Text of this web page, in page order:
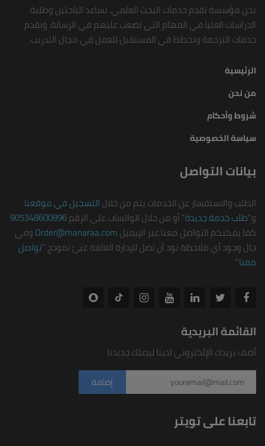
نحن مؤسسة تقدم خدمات البحث العلمي. نساعد الباحثين وطلبة
الدراسات العليا في المهام التي تصعب عليهم في الرسالة. ونقدم
خدمات الترجمة ونخطط في المستقبل للعمل في مجال التدريب.
الرئيسية
من نحن
شروط وأحكام
سياسة الخصوصية
بيانات التواصل
الطلب والاستفسار عن الخدمات يتم من خلالالتسجيل في موقعنا
و"طلب خدمة جديدة" أو من خلال الواتساب على الرقم905348600896
كما يمكنكم التواصل معنا عبر الإيميلOrder@manaraa.comوفي
حال وجود أي ملاحظة تود أن تصل للإدارة العامة عبئ نموذج "تواصل
معنا"
القائمة البريدية
أضف بريدك الإلكتروني لدينا ليصلك جديدنا
تابعنا على تويتر